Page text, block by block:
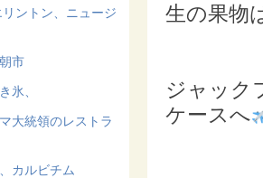
ントン、ニュージ
市
氷、
大統領のレストラ
カルビチム
生の果物
ジャック
ケースへ